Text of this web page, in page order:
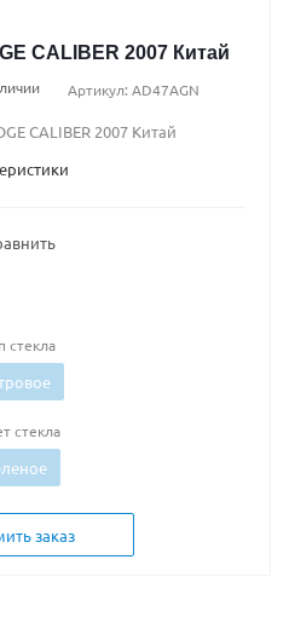
CALIBER 2007 Китай
Артикул: AD47AGN
CALIBER 2007 Китай
стекла
стекла
заказ